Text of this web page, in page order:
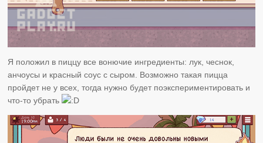
Я положил в пиццу все вонючие ингредиенты: лук, чеснок,
анчоусы и красный соус с сыром. Возможно такая пицца
пройдет не у всех, тогда нужно будет поэкспериментировать и
что-то убрать